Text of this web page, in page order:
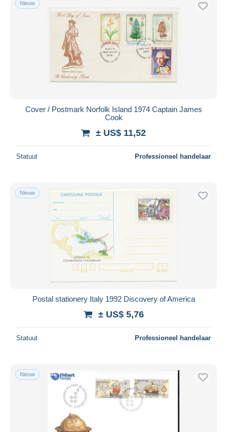
Gratis levering
Betaalmiddelen
PayPal
Bankoverschrijving
Visa
Mastercard
iDeal
Woonplaats van de verkoper
Toepassen
Nieuw
Cover / Postmark Norfolk Island 1974 Captain James
Cook
± US$ 11,52
Statuut Professioneel handelaar
Nieuw
Postal stationery Italy 1992 Discovery of America
± US$ 5,76
Statuut Professioneel handelaar
Nieuw